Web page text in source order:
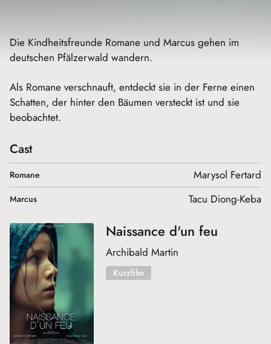
Die Kindheitsfreunde Romane und Marcus gehen im
deutschen Pfälzerwald wandern.
Als Romane verschnauft, entdeckt sie in der Ferne einen
Schatten, der hinter den Bäumen versteckt ist und sie
beobachtet.
Cast
Romane Marysol Fertard
Marcus Tacu Diong-Keba
Naissance d'un feu
Archibald Martin
Kurzfilm